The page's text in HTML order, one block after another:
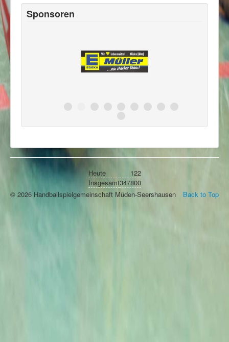
Sponsoren
Heute
122
Insgesamt347800
Back to Top
© 2026 Handballspielgemeinschaft Müden-Seershausen